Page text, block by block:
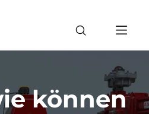
können